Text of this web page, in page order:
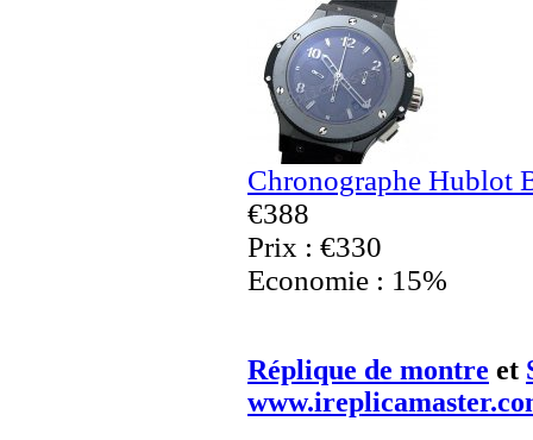
Chronographe Hublot
€388
Prix : €330
Economie : 15%
Réplique de montre et